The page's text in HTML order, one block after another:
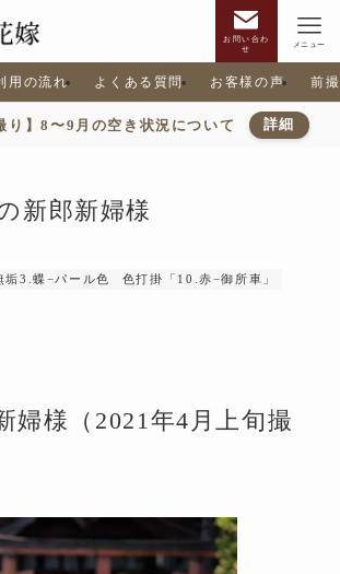
お問い合わ
せ
メニュー
用の流れ よくある質問 お客様の声 前
り】8〜9月の空き状況について 詳細
新郎新婦様
垢3.蝶−パール色 色打掛「10.赤−御所車」
婦様（2021年4月上旬撮